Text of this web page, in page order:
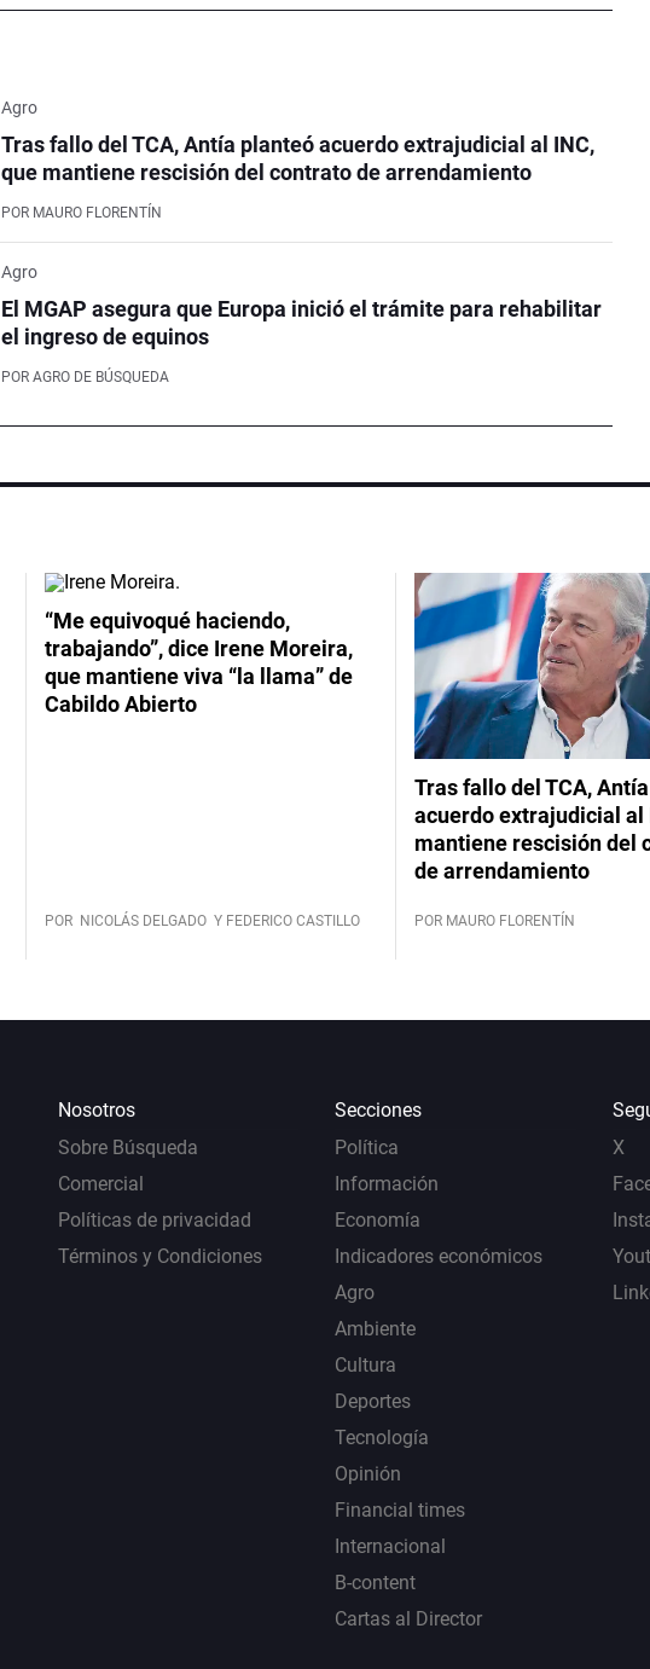
Agro
Tras fallo del TCA, Antía planteó acuerdo extrajudicial al INC,
que mantiene rescisión del contrato de arrendamiento
POR MAURO FLORENTÍN
Agro
El MGAP asegura que Europa inició el trámite para rehabilitar
el ingreso de equinos
POR AGRO DE BÚSQUEDA
“Me equivoqué haciendo,
trabajando”, dice Irene Moreira,
que mantiene viva “la llama” de
Cabildo Abierto
POR NICOLÁS DELGADO Y FEDERICO CASTILLO
Tras fallo del TCA,
acuerdo extrajudicial al
mantiene rescisión del
de arrendamiento
POR MAURO FLORENTÍN
Nosotros
Sobre Búsqueda
Comercial
Políticas de privacidad
Términos y Condiciones
Secciones
Política
Información
Economía
Indicadores económicos
Agro
Ambiente
Cultura
Deportes
Tecnología
Opinión
Financial times
Internacional
B-content
Cartas al Director
X